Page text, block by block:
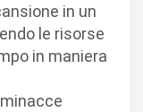
in un
le risorse
in maniera